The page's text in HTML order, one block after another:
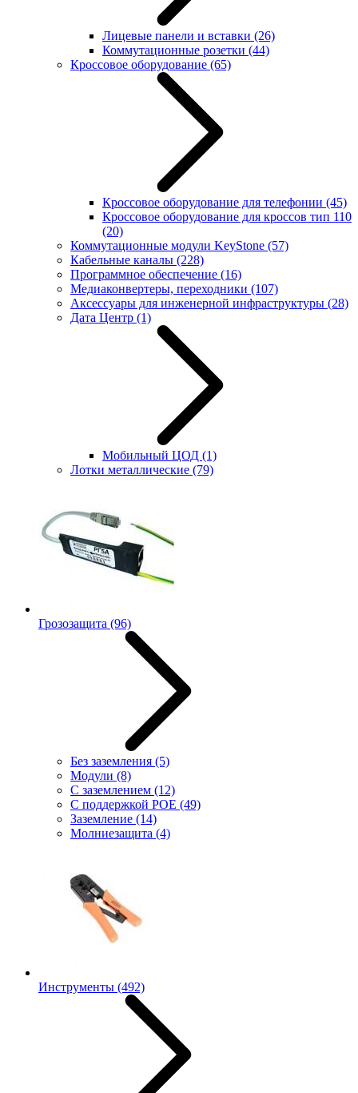
Лицевые панели и вставки (26)
Коммутационные розетки (44)
Кроссовое оборудование (65)
Кроссовое оборудование для телефонии (45)
Кроссовое оборудование для кроссов тип 110
(20)
Коммутационные модули KeyStone (57)
Кабельные каналы (228)
Программное обеспечение (16)
Медиаконвертеры, переходники (107)
Аксессуары для инженерной инфраструктуры (28)
Дата Центр (1)
Мобильный ЦОД (1)
Лотки металлические (79)
Грозозащита (96)
Без заземления (5)
Модули (8)
С заземлением (12)
С поддержкой POE (49)
Заземление (14)
Молниезащита (4)
Инструменты (492)